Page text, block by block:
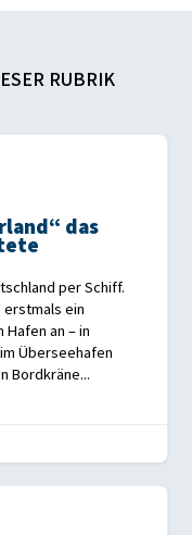
RUBRIK
das
per Schiff.
erstmals ein
an – in
Überseehafen
Bordkräne...